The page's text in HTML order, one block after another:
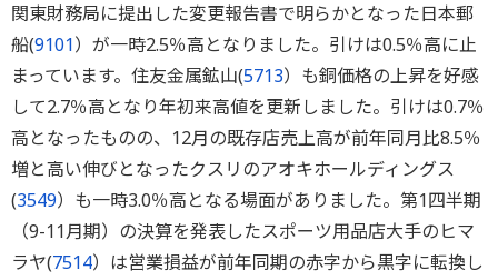
関東財務局に提出した変更報告書で明らかとなった日本郵
船(9101）が一時2.5％高となりました。引けは0.5％高に止
まっています。住友金属鉱山(5713）も銅価格の上昇を好感
して2.7％高となり年初来高値を更新しました。引けは0.7％
高となったものの、12月の既存店売上高が前年同月比8.5％
増と高い伸びとなったクスリのアオキホールディングス
(3549）も一時3.0％高となる場面がありました。第1四半期
（9-11月期）の決算を発表したスポーツ用品店大手のヒマ
ラヤ(7514）は営業損益が前年同期の赤字から黒字に転換し